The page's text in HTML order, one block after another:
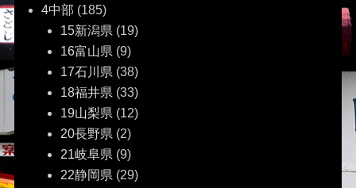
4中部 (185)
15新潟県 (19)
16富山県 (9)
17石川県 (38)
18福井県 (33)
19山梨県 (12)
20長野県 (2)
21岐阜県 (9)
22静岡県 (29)